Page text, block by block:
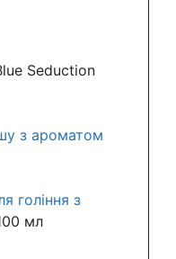
Seduction
з ароматом
гоління з
мл